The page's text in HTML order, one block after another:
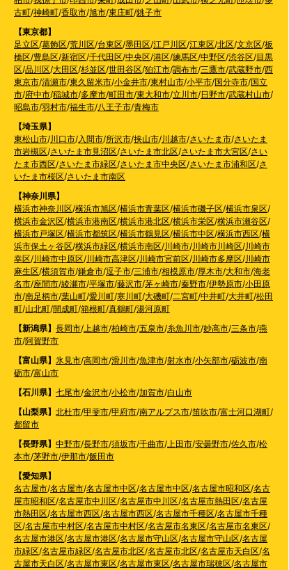
古町/神崎町/香取市/旭市/東庄町/銚子市
【東京都】
足立区/葛飾区/荒川区/台東区/墨田区/江戸川区/江東区/北区/文京区/板
橋区/豊島区/新宿区/千代田区/中央区/港区/練馬区/中野区/渋谷区/目黒
区/品川区/大田区/杉並区/世田谷区/狛江市/調布市/三鷹市/武蔵野市/西
東京市/清瀬市/東久留米市/小金井市/東村山市/小平市/国分寺市/国立
市/府中市/稲城市/多摩市/町田市/東大和市/立川市/日野市/武蔵村山市/
昭島市/羽村市/福生市/八王子市/青梅市
【埼玉県】
東松山市/川口市/入間市/所沢市/挟山市/川越市/さいたま市/さいたま
市岩槻区/さいたま市見沼区/さいたま市北区/さいたま市大宮区/さい
たま市西区/さいたま市緑区/さいたま市中央区/さいたま市浦和区/さ
いたま市桜区/さいたま市南区
【神奈川県】
横浜市神奈川区/横浜市旭区/横浜市青葉区/横浜市磯子区/横浜市泉区/
横浜市金沢区/横浜市港南区/横浜市港北区/横浜市栄区/横浜市瀬谷区/
横浜市戸塚区/横浜市都筑区/横浜市鶴見区/横浜市中区/横浜市西区/横
浜市保土ヶ谷区/横浜市緑区/横浜市南区/川崎市/川崎市川崎区/川崎市
幸区/川崎市中原区/川崎市高津区/川崎市宮前区/川崎市多摩区/川崎市
麻生区/横須賀市/鎌倉市/逗子市/三浦市/相模原市/厚木市/大和市/海老
名市/座間市/綾瀬市/平塚市/藤沢市/茅ヶ崎市/秦野市/伊勢原市/小田原
市/南足柄市/葉山町/愛川町/寒川町/大磯町/二宮町/中井町/大井町/松田
町/山北町/開成町/箱根町/真鶴町/湯河原町
【新潟県】 長岡市/上越市/柏崎市/五泉市/糸魚川市/妙高市/三条市/燕
市/阿賀野市
【富山県】 氷見市/高岡市/滑川市/魚津市/射水市/小矢部市/砺波市/南
砺市/富山市
【石川県】 七尾市/金沢市/小松市/加賀市/白山市
【山梨県】 北杜市/甲斐市/甲府市/南アルプス市/笛吹市/富士河口湖町/
都留市
【長野県】 中野市/長野市/須坂市/千曲市/上田市/安曇野市/佐久市/松
本市/茅野市/伊那市/飯田市
【愛知県】
名古屋市/名古屋市/名古屋市中区/名古屋市中区/名古屋市昭和区/名古
屋市昭和区/名古屋市中川区/名古屋市中川区/名古屋市熱田区/名古屋
市熱田区/名古屋市西区/名古屋市西区/名古屋市千種区/名古屋市千種
区/名古屋市中村区/名古屋市中村区/名古屋市名東区/名古屋市名東区/
名古屋市港区/名古屋市港区/名古屋市守山区/名古屋市守山区/名古屋
市緑区/名古屋市緑区/名古屋市北区/名古屋市北区/名古屋市天白区/名
古屋市天白区/名古屋市東区/名古屋市東区/名古屋市瑞穂区/名古屋市